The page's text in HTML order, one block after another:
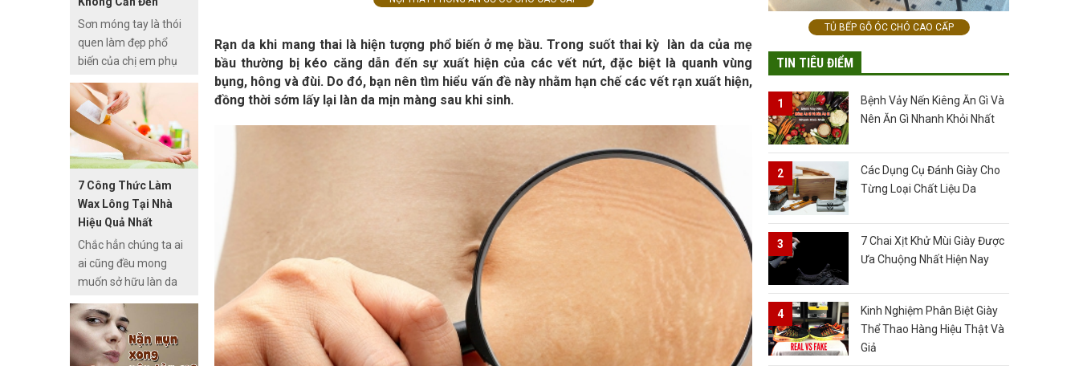
Rạn da khi mang thai là hiện tượng phổ biến ở mẹ bầu. Trong suốt thai kỳ làn da của mẹ
bầu thường bị kéo căng dẫn đến sự xuất hiện của các vết nứt, đặc biệt là quanh vùng
bụng, hông và đùi. Do đó, bạn nên tìm hiểu vấn đề này nhằm hạn chế các vết rạn xuất hiện,
đồng thời sớm lấy lại làn da mịn màng sau khi sinh.
rượu trái cây có độ
cồn nhẹ, lại không sử
dụng thêm bất cứ
chất hóa học nào nên
rất an toàn và sử
dụng được cho nhiều
đối tượng khác nhau.
Acetone
Sơn móng tay là thói
quen làm đẹp phổ
biến của chị em phụ
nữ và vì vậy tẩy sơn
móng tay cũng trở
thành một trong
những việc không thể
thiếu trong quy trình
này. Ngoài acetone,
sử dụng các nguyên
liệu quen thuộc có sẵn
trong nhà cũng là
cách tẩy sơn móng
tay an toàn và hiệu
quả mà bạn có thể áp
dụng để “chữa cháy”
trong những trường
hợp cần thiết.
7 Công Thức Làm
Wax Lông Tại Nhà
Hiệu Quả Nhất
Chắc hẳn chúng ta ai
ai cũng đều mong
muốn sở hữu làn da
khỏe mạnh và không
có chiếc lông xấu xí
phải không nào ?
TỦ BẾP GỖ ÓC CHÓ CAO CẤP
TIN TIÊU ĐIỂM
Bệnh Vảy Nến Kiêng Ăn Gì Và
Nên Ăn Gì Nhanh Khỏi Nhất
Các Dụng Cụ Đánh Giày Cho
Từng Loại Chất Liệu Da
7 Chai Xịt Khử Mùi Giày Được
Ưa Chuộng Nhất Hiện Nay
Kinh Nghiệm Phân Biệt Giày
Thể Thao Hàng Hiệu Thật Và
Giả